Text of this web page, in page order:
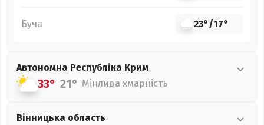
Буча 23°/17°
Автономна Республіка Крим
33° 21° Мінлива хмарність
Вінницька область